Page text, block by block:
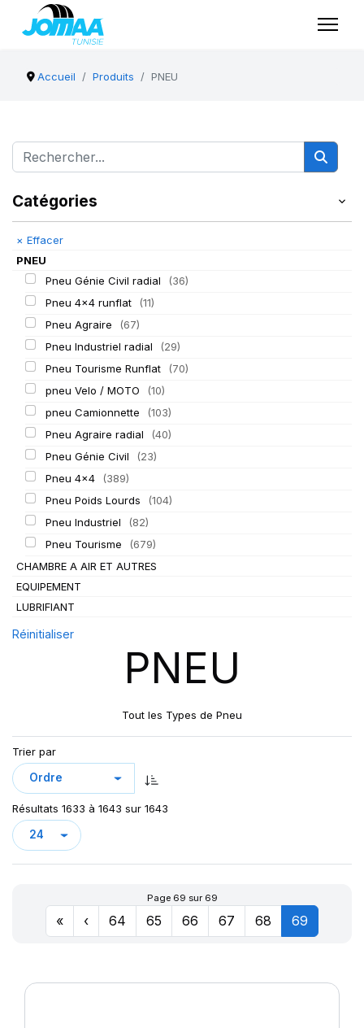
Accueil Produits PNEU
Catégories
× Effacer
PNEU
Pneu Génie Civil radial
(36)
Pneu 4x4 runflat
(11)
Pneu Agraire
(67)
Pneu Industriel radial
(29)
Pneu Tourisme Runflat
(70)
pneu Velo / MOTO
(10)
pneu Camionnette
(103)
Pneu Agraire radial
(40)
Pneu Génie Civil
(23)
Pneu 4x4
(389)
Pneu Poids Lourds
(104)
Pneu Industriel
(82)
Pneu Tourisme
(679)
CHAMBRE A AIR ET AUTRES
EQUIPEMENT
LUBRIFIANT
Réinitialiser
PNEU
Tout les Types de Pneu
Trier par
Résultats 1633 à 1643 sur 1643
Page 69 sur 69
« ‹ 64 65 66 67 68 69